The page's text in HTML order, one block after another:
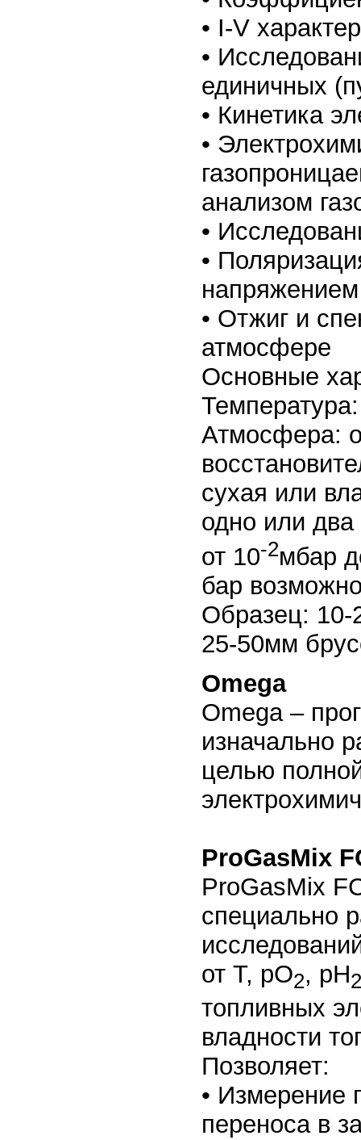
• I-V
•
единичных
• Кинетика
•
анализом
•
•
напряжением
• Отжиг и
атмосфере
Основные
Атмосфера:
сухая или
одно или два
от 10-2мбар
бар
Образец: 10-
25-50мм
Omega
Omega –
изначально
целью
ProGasMix
ProGasMix
специально
от Т, рО2, рН2
топливных
владности
Позволяет:
• Измерение
переноса в